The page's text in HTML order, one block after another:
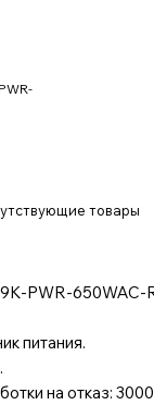
товары
PWR-650WAC-
питания.
на отказ: